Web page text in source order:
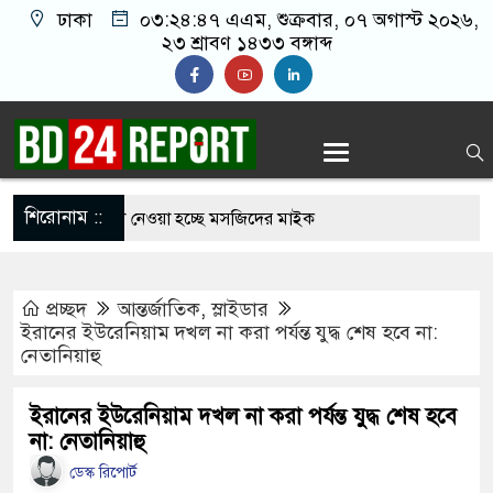
ঢাকা ০৩:২৪:৪৮ এএম, শুক্রবার, ০৭ অগাস্ট ২০২৬,
২৩ শ্রাবণ ১৪৩৩ বঙ্গাব্দ
শিরোনাম ::
বন্ধে খুলে নেওয়া হচ্ছে মসজিদের মাইক
আমাদের মিত্র, অচিরেই আমাদের সঙ্গে মিশে যাবে:
নয়, জাতির দায়িত্ব নিতে হবে ওলামায়ে
প্রচ্ছদ আন্তর্জাতিক,স্লাইডার
ইরানের ইউরেনিয়াম দখল না করা পর্যন্ত যুদ্ধ শেষ হবে না:
নেতানিয়াহু
ইরানের ইউরেনিয়াম দখল না করা পর্যন্ত যুদ্ধ শেষ হবে
না: নেতানিয়াহু
ডেস্ক রিপোর্ট